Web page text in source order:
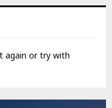
again or try with